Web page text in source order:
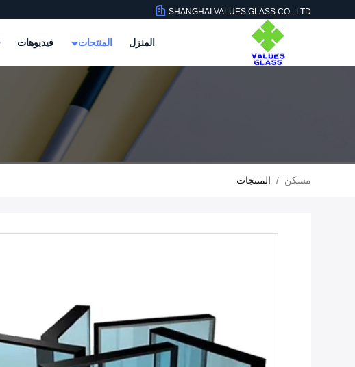
SHANGHAI VALUES GLASS CO., LTD
المنزل المنتجات فيديوهات
مسكن / المنتجات